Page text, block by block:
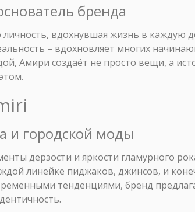
бренда
вдохнувшая жизнь в каждую
– вдохновляет многих
Амири создаёт не просто вещи, а
и городской моды
дерзости и яркости гламурного
линейке пиджаков, джинсов, и
тенденциями, бренд